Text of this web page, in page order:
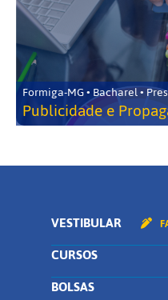
Formiga-MG • Bacharel •
Publicidade e
VESTIBULAR
CURSOS
BOLSAS